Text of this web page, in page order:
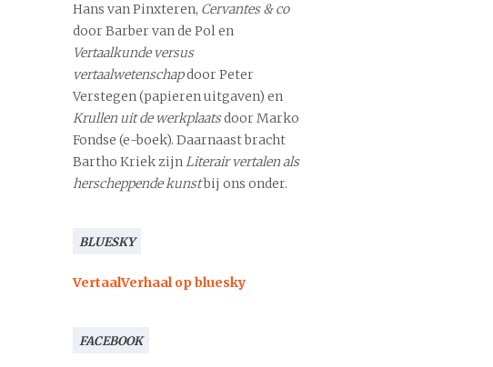
Hans van Pinxteren, Cervantes & co
door Barber van de Pol en
Vertaalkunde versus
vertaalwetenschapdoor Peter
Verstegen (papieren uitgaven) en
Krullen uit de werkplaatsdoor Marko
Fondse (e-boek). Daarnaast bracht
Bartho Kriek zijnLiterair vertalen als
herscheppende kunstbij ons onder.
BLUESKY
VertaalVerhaal op bluesky
FACEBOOK